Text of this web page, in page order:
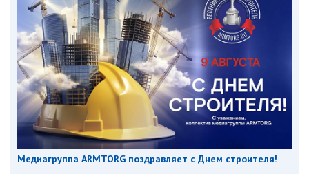
Медиагруппа ARMTORG поздравляет с Днем строителя!